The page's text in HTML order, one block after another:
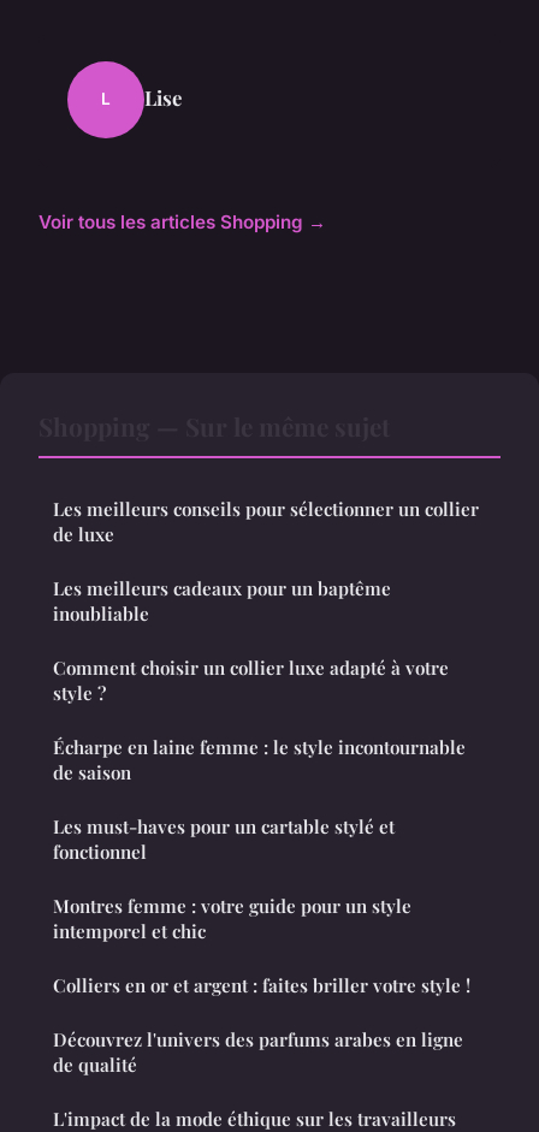
L Lise
Voir tous les articles Shopping →
Les meilleurs conseils pour sélectionner un collier
de luxe
Les meilleurs cadeaux pour un baptême
inoubliable
Comment choisir un collier luxe adapté à votre
style ?
Écharpe en laine femme : le style incontournable
de saison
Les must-haves pour un cartable stylé et
fonctionnel
Montres femme : votre guide pour un style
intemporel et chic
Colliers en or et argent : faites briller votre style !
Découvrez l'univers des parfums arabes en ligne
de qualité
L'impact de la mode éthique sur les travailleurs